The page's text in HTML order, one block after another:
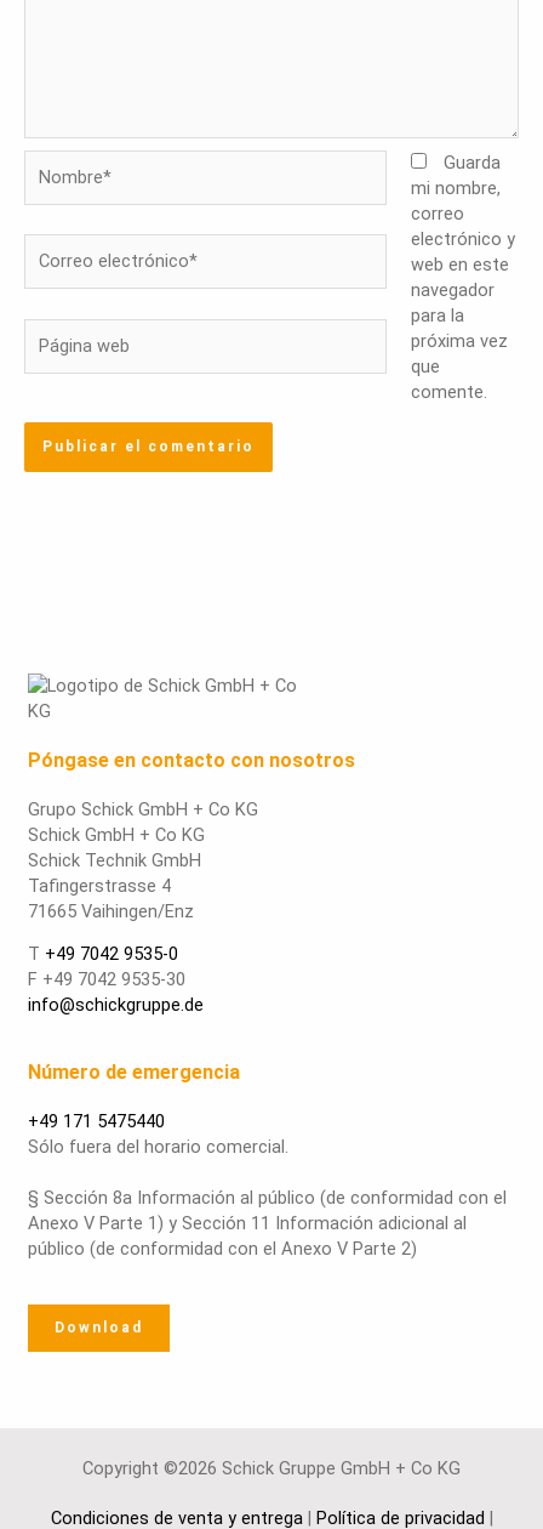
electrónico*
web
Guarda
mi nombre,
correo
electrónico y
web en este
navegador
para la
próxima vez
que
comente.
Póngase en contacto con nosotros
Grupo Schick GmbH + Co KG
Schick GmbH + Co KG
Schick Technik GmbH
Tafingerstrasse 4
71665 Vaihingen/Enz
T +49 7042 9535-0
F +49 7042 9535-30
info@schickgruppe.de
Número de emergencia
+49 171 5475440
Sólo fuera del horario comercial.
§ Sección 8a Información al público (de conformidad con el
Anexo V Parte 1) y Sección 11 Información adicional al
público (de conformidad con el Anexo V Parte 2)
Download
Copyright ©2026 Schick Gruppe GmbH + Co KG
Condiciones de venta y entrega| Política de privacidad